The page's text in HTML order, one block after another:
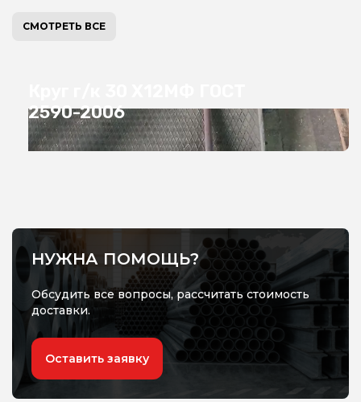
СМОТРЕТЬ ВСЕ
2590-2006
НУЖНА ПОМОЩЬ?
Обсудить все вопросы, рассчитать стоимость
доставки.
Оставить заявку